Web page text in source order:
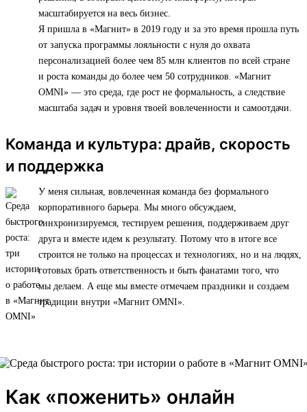
масштабируется на весь бизнес.
Я пришла в «Магнит» в 2019 году и за это время прошла путь
от запуска программы лояльности с нуля до охвата
персонализацией более чем 85 млн клиентов по всей стране
и роста команды до более чем 50 сотрудников. «Магнит
OMNI» — это среда, где рост не формальность, а следствие
масштаба задач и уровня твоей вовлеченности и самоотдачи.
Команда и культура: драйв, скорость
и поддержка
У меня сильная, вовлеченная команда без формального
корпоративного барьера. Мы много обсуждаем,
синхронизируемся, тестируем решения, поддерживаем друг
друга и вместе идем к результату. Потому что в итоге все
строится не только на процессах и технологиях, но и на людях,
готовых брать ответственность и быть фанатами того, что
мы делаем. А еще мы вместе отмечаем праздники и создаем
традиции внутри «Магнит OMNI».
Как «поженить» онлайн